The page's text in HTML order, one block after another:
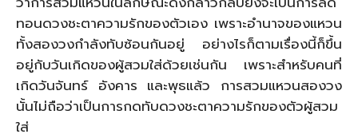
ทอนดวงชะตาความรักของตัวเอง เพราะอำนาจของแหวน
ทั้งสองวงกำลังทับซ้อนกันอยู่ อย่างไรก็ตามเรื่องนี้ก็ขึ้น
อยู่กับวันเกิดของผู้สวมใส่ด้วยเช่นกัน เพราะสำหรับคนที่
เกิดวันจันทร์ อังคาร และพุธแล้ว การสวมแหวนสองวง
นั้นไม่ถือว่าเป็นการกดทับดวงชะตาความรักของตัวผู้สวม
ใส่